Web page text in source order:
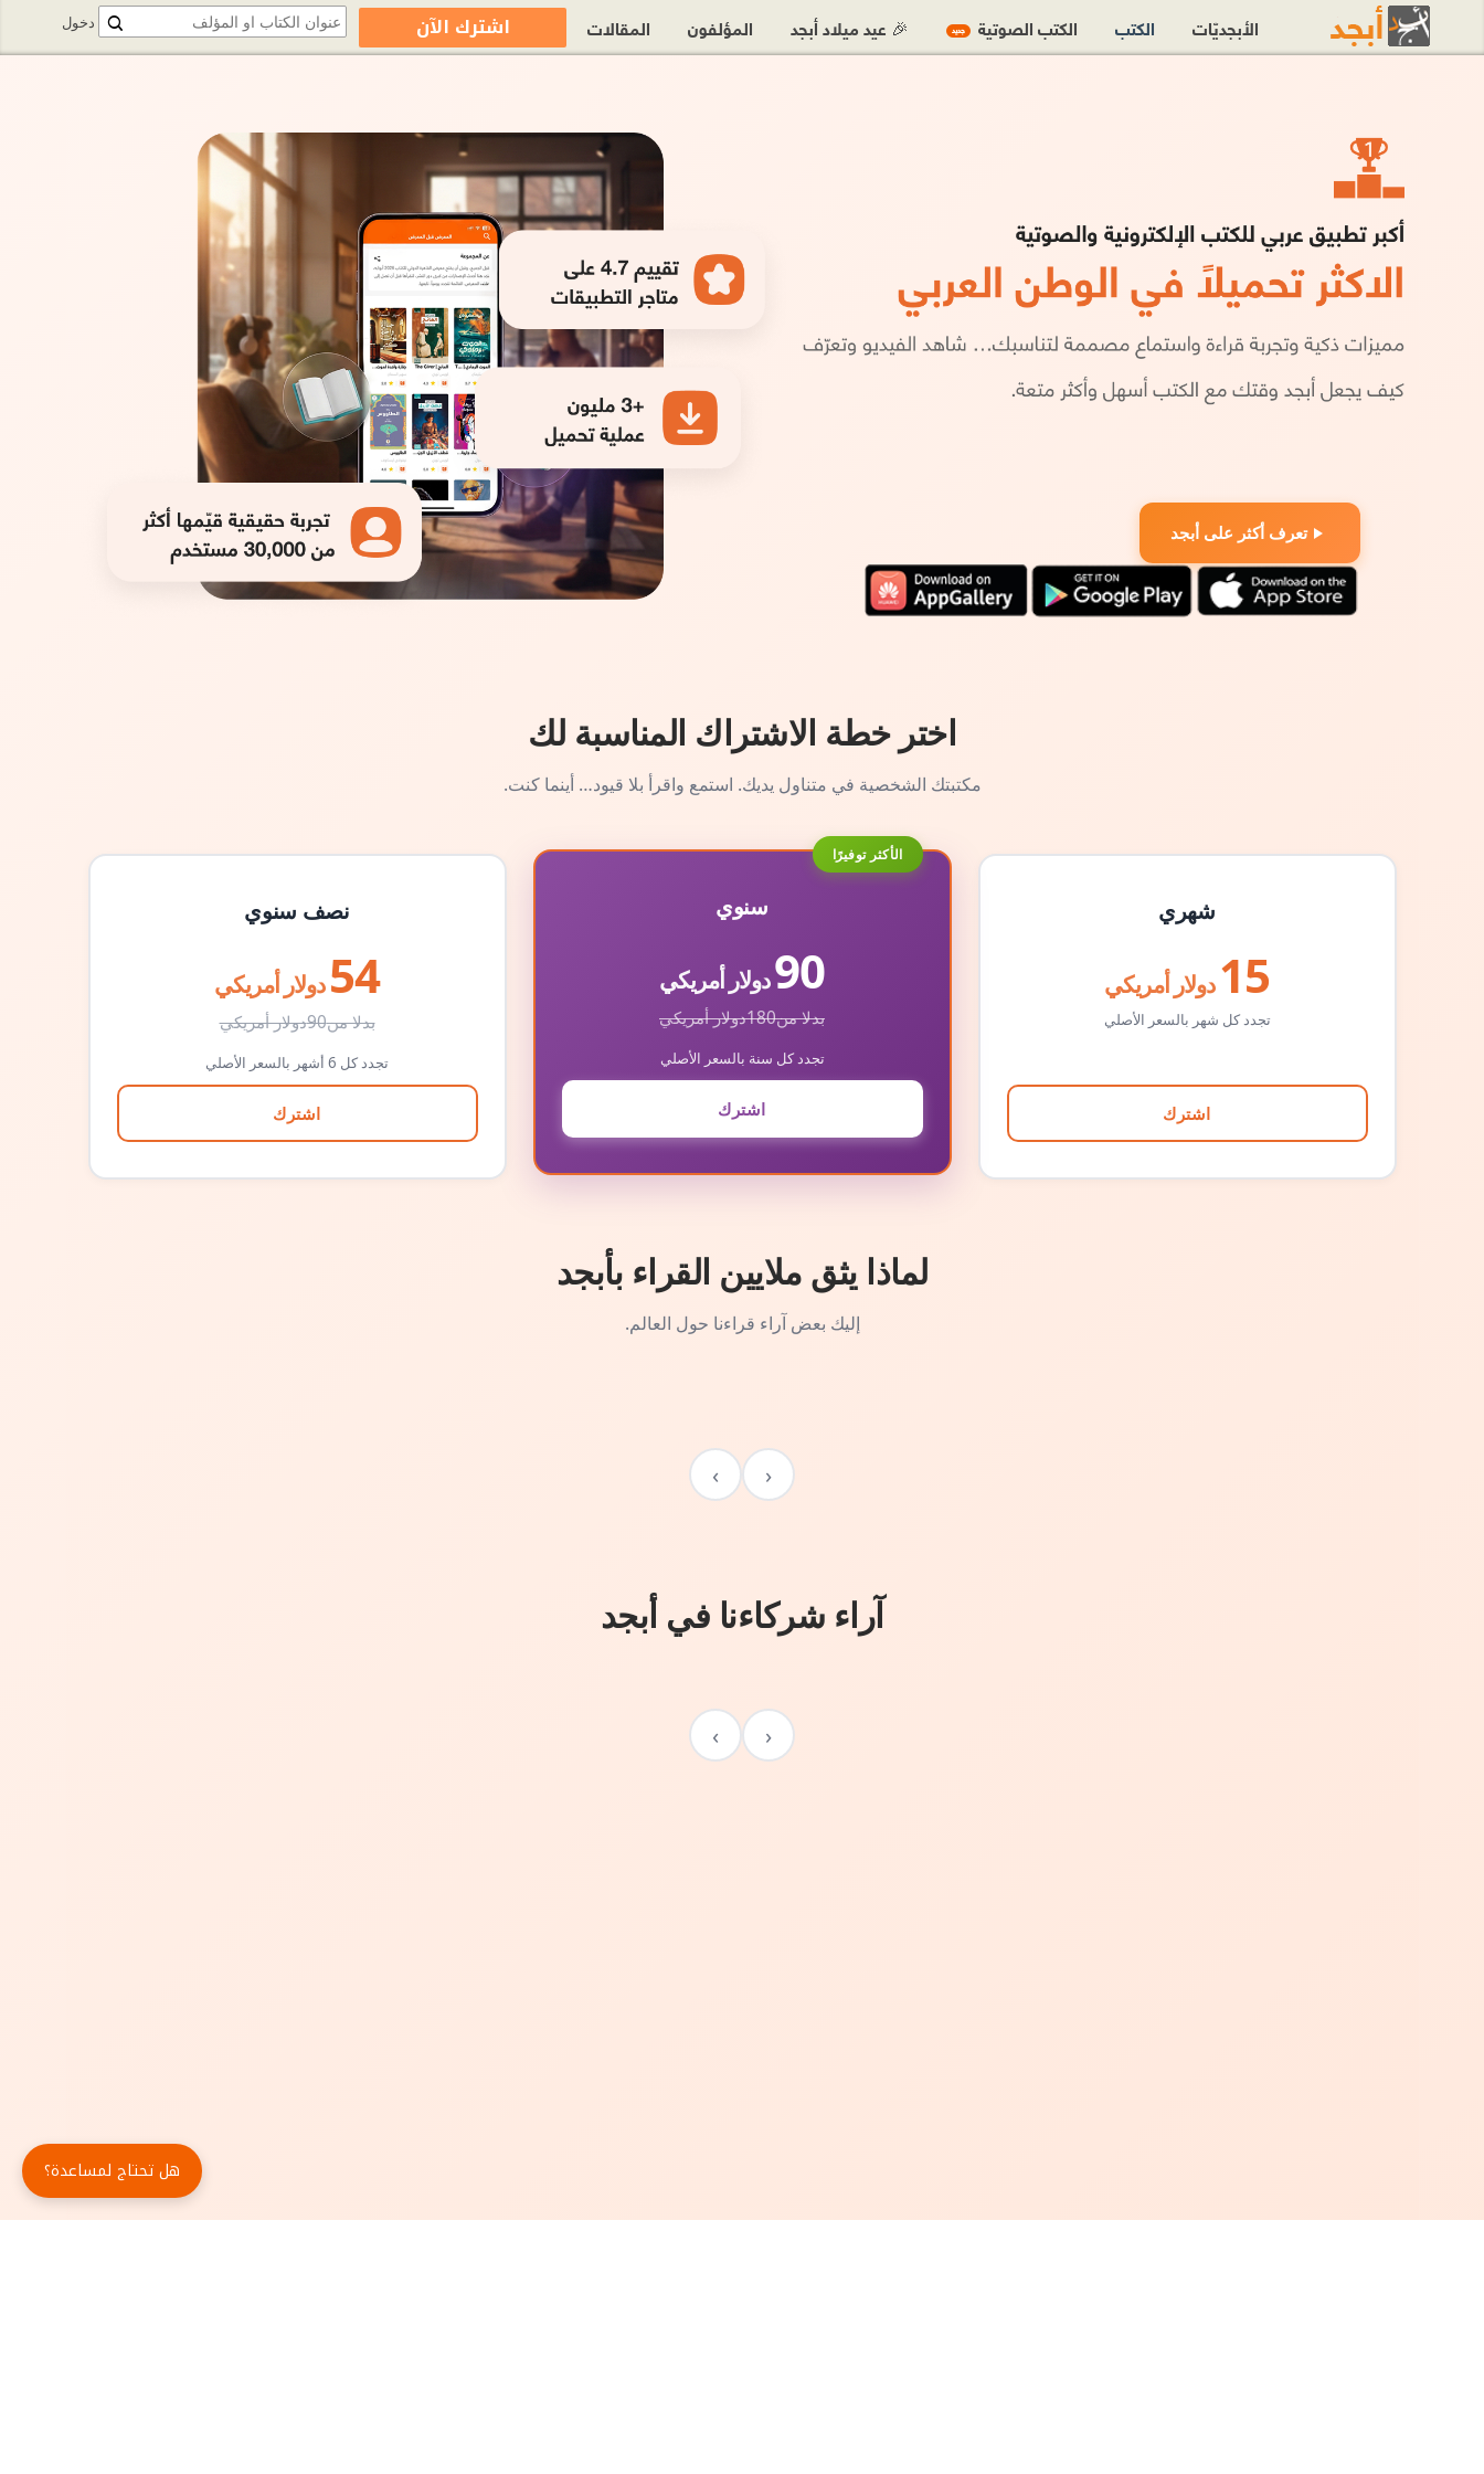
تعرف أكثر على أبجد
اختر خطة الاشتراك المناسبة لك
مكتبتك الشخصية في متناول يديك. استمع واقرأ بلا قيود… أينما كنت.
شهري
15 دولار أمريكي
تجدد كل شهر بالسعر الأصلي
اشترك
الأكثر توفيرًا
سنوي
90دولار أمريكي
بدلا من180دولار أمريكي
تجدد كل سنة بالسعر الأصلي
اشترك
نصف سنوي
54 دولار أمريكي
بدلا من90دولار أمريكي
تجدد كل 6 أشهر بالسعر الأصلي
اشترك
لماذا يثق ملايين القراء بأبجد
إليك بعض آراء قراءنا حول العالم.
‹
›
آراء شركاءنا في أبجد
‹
›
دخول الأبجديّات الكتب الكتب الصوتية جديد 🎉 عيد ميلاد أبجد المؤلفون المقالات اشترك الآن
هل تحتاج لمساعدة؟